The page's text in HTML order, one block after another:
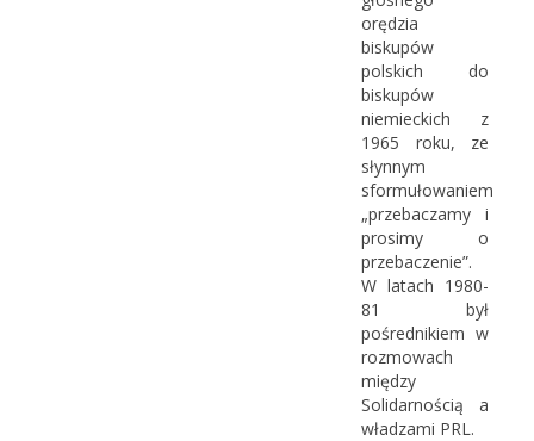
orędzia
biskupów
polskich do
biskupów
niemieckich z
1965 roku, ze
słynnym
sformułowaniem
„przebaczamy i
prosimy o
przebaczenie”.
W latach 1980-
81 był
pośrednikiem w
rozmowach
między
Solidarnością a
władzami PRL.